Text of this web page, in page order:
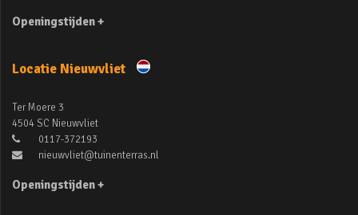
Openingstijden +
Locatie Nieuwvliet
Ter Moere 3
4504 SC Nieuwvliet
0117-372193
nieuwvliet@tuinenterras.nl
Openingstijden +